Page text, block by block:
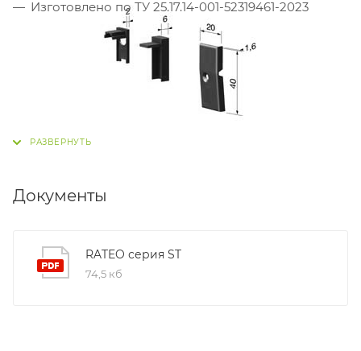
Изготовлено по ТУ 25.17.14-001-52319461-2023
Документы
RATEO серия ST
74,5 кб